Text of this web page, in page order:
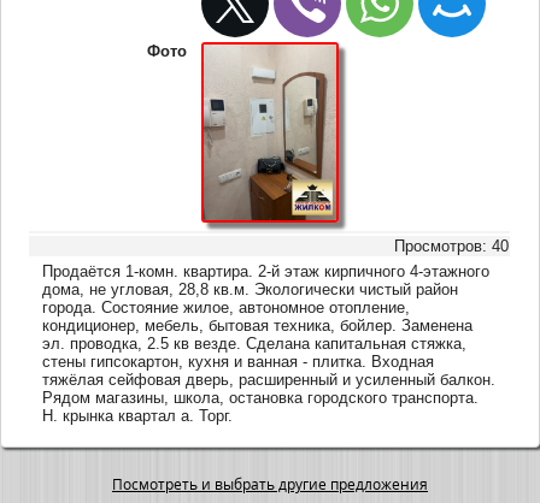
Фото
Просмотров: 40
Продаётся 1-комн. квартира. 2-й этаж кирпичного 4-этажного
дома, не угловая, 28,8 кв.м. Экологически чистый район
города. Состояние жилое, автономное отопление,
кондиционер, мебель, бытовая техника, бойлер. Заменена
эл. проводка, 2.5 кв везде. Сделана капитальная стяжка,
стены гипсокартон, кухня и ванная - плитка. Входная
тяжёлая сейфовая дверь, расширенный и усиленный балкон.
Рядом магазины, школа, остановка городского транспорта.
Н. крынка квартал а. Торг.
Посмотреть и выбрать другие предложения